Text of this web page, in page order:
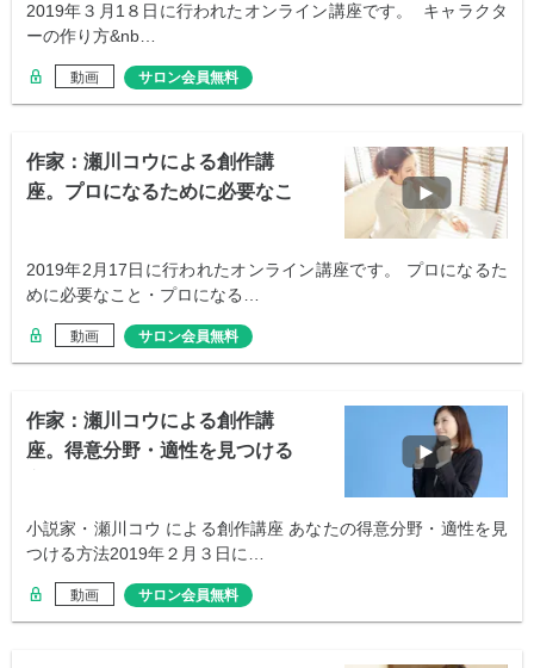
2019年３月1８日に行われたオンライン講座です。 キャラクタ
ーの作り方&nb…
動画 サロン会員無料
作家：瀬川コウによる創作講
座。プロになるために必要なこ
2019年2月17日に行われたオンライン講座です。 プロになるた
めに必要なこと・プロになる…
動画 サロン会員無料
作家：瀬川コウによる創作講
座。得意分野・適性を見つける
小説家・瀬川コウ による創作講座 あなたの得意分野・適性を見
つける方法2019年２月３日に…
動画 サロン会員無料